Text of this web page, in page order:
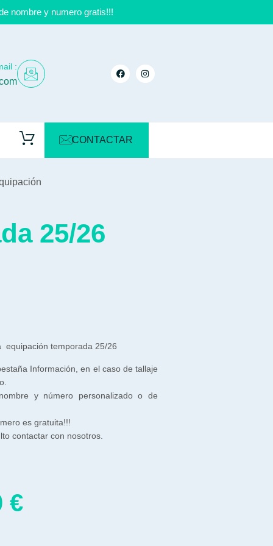
nombre y numero gratis!!!
:
CONTACTAR
25/26
equipación temporada 25/26
Información, en el caso de tallaje
y número personalizado o de
es gratuita!!!
contactar con nosotros.
€